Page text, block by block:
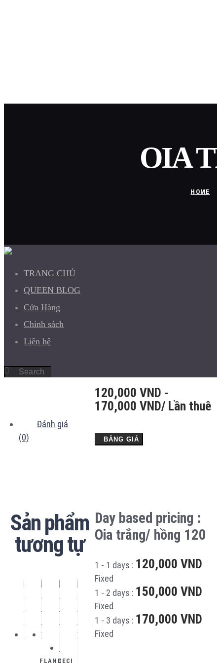
OIA
HOME
TRANG CHỦ
QUEEN BLOG
Cửa Hàng
Chính sách
Liên hệ
120,000VND -
170,000VND/ Lần thuê
BẢNG GIÁ
Day based pricing :
Oia trắng/ hồng 120
1 - 1 days : 120,000VND
Fixed
1 - 2 days : 150,000VND
Fixed
1 - 3 days : 170,000VND
Fixed
Đánh giá
(0)
Sản phẩm
tương tự
FLANECECI